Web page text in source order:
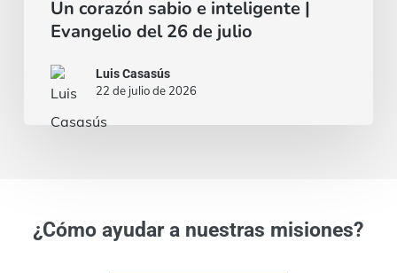
Un corazón sabio e inteligente |
Evangelio del 26 de julio
Luis Casasús
22 de julio de 2026
¿Cómo ayudar a nuestras misiones?